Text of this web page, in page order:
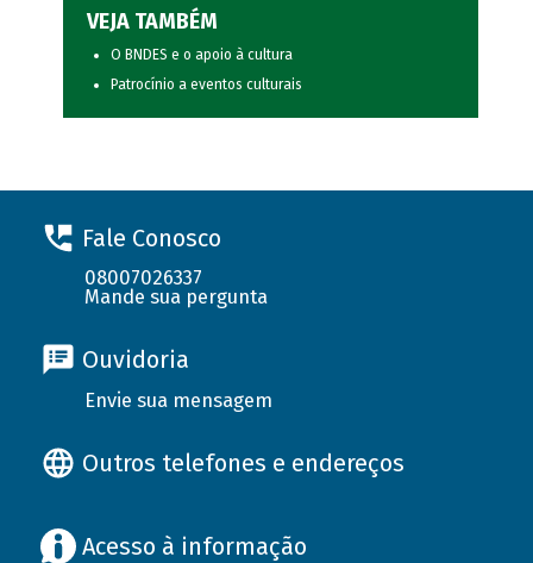
VEJA TAMBÉM
O BNDES e o apoio à cultura
Patrocínio a eventos culturais
Fale Conosco
08007026337
Mande sua pergunta
Ouvidoria
Envie sua mensagem
Outros telefones e endereços
Acesso à informação